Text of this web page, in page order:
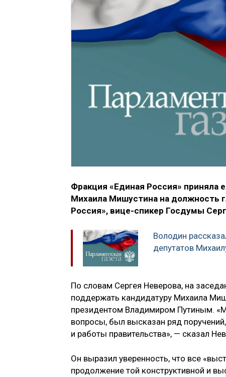
Фракция «Единая Россия» приняла
Михаила Мишустина на должность
Россия», вице-спикер Госдумы
Володин
депутатов
По словам Сергея Неверова, на
поддержать кандидатуру Михаила
президентом Владимиром Путиным.
вопросы, был высказан ряд
и работы правительства», — сказал
Он выразил уверенность, что все
продолжение той конструктивной и